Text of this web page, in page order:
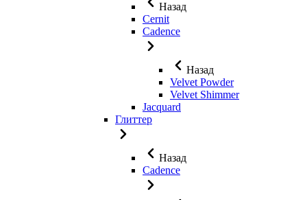
Назад
Cernit
Cadence
Назад
Velvet Powder
Velvet Shimmer
Jaсquard
Глиттер
Назад
Cadence